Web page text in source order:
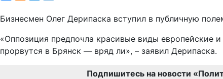
Бизнесмен Олег Дерипаска вступил в публичную
«Оппозиция предпочла красивые виды европейские
прорвутся в Брянск — вряд ли», – заявил Дерипаска.
Подпишитесь на новости